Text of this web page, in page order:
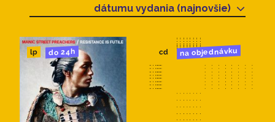
dátumu vydania (najnovšie)
lp do 24h cd na objednávku